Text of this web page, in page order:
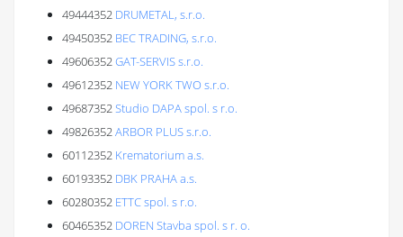
49444352 DRUMETAL, s.r.o.
49450352 BEC TRADING, s.r.o.
49606352GAT-SERVIS s.r.o.
49612352 NEW YORK TWO s.r.o.
49687352Studio DAPA spol. s r.o.
49826352ARBOR PLUS s.r.o.
60112352 Krematorium a.s.
60193352 DBK PRAHA a.s.
60280352 ETTC spol. s r.o.
60465352 DOREN Stavba spol. s r. o.